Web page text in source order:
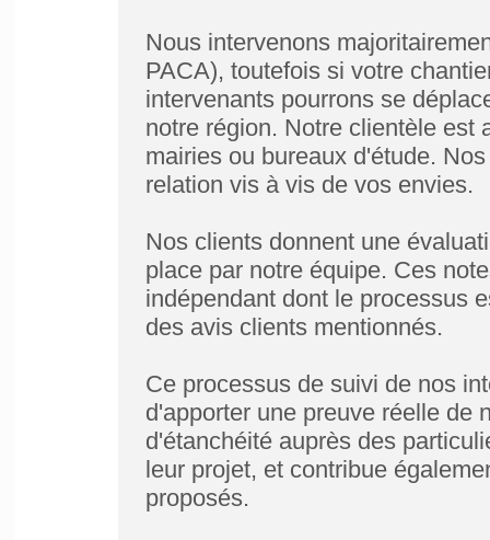
Nous intervenons
PACA), toutefois si votre
intervenants pourrons se
notre région. Notre clientèle est
mairies ou bureaux d'étude.
relation vis à vis de vos envies.
Nos clients donnent une
place par notre équipe. Ces
indépendant dont le processus
des avis clients mentionnés.
Ce processus de suivi de nos
d'apporter une preuve réelle de
d'étanchéité auprès des
leur projet, et contribue
proposés.